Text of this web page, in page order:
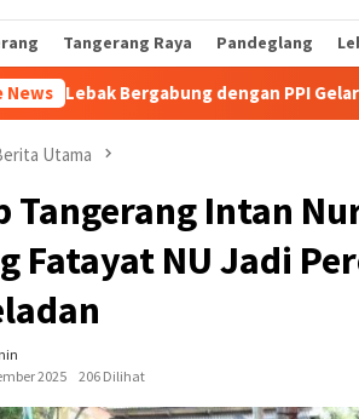
Tangerang Raya Pandeglang
News PPI Gelar Senam Kebugaran HUT
Utama
Tangerang Intan
Fatayat NU Jadi
2025
206 Dilihat